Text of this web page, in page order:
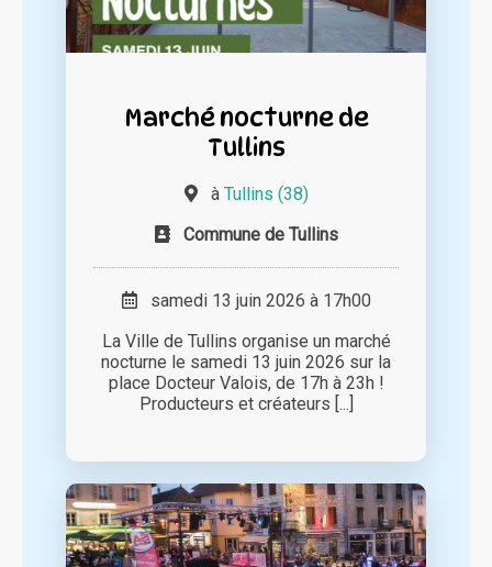
Marché nocturne de
Tullins
à Tullins (38)
Commune de Tullins
samedi 13 juin 2026 à 17h00
La Ville de Tullins organise un marché
nocturne le samedi 13 juin 2026 sur la
place Docteur Valois, de 17h à 23h !
Producteurs et créateurs [...]